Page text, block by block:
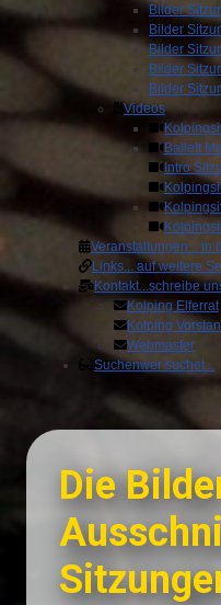
Bilder
Bilder
Bilder
Bilder
Bilder
Videos
Ballett
Intro
Veranstaltungen... in
Links... auf weitere
Kontakt...schreibe
Kolping Elferrat
Kolping
Webmaster
Suchenwer suchet...
Die